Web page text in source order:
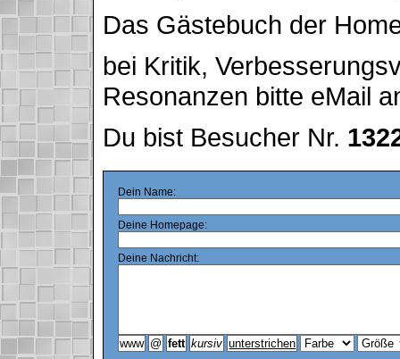
Das Gästebuch der
bei Kritik,
Resonanzen bitte eMail
Du bist Besucher Nr.
Dein Name:
Deine Homepage:
Deine Nachricht: